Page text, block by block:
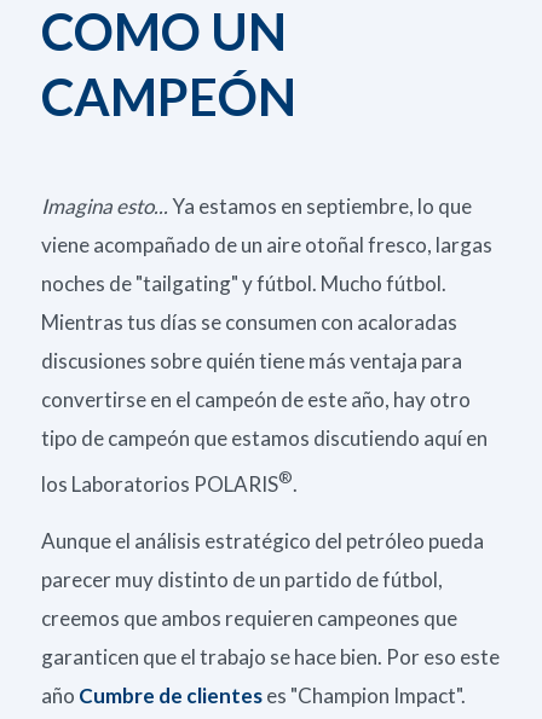
COMO UN
CAMPEÓN
Imagina esto...Ya estamos en septiembre, lo que
viene acompañado de un aire otoñal fresco, largas
noches de "tailgating" y fútbol. Mucho fútbol.
Mientras tus días se consumen con acaloradas
discusiones sobre quién tiene más ventaja para
convertirse en el campeón de este año, hay otro
tipo de campeón que estamos discutiendo aquí en
los Laboratorios POLARIS®.
Aunque el análisis estratégico del petróleo pueda
parecer muy distinto de un partido de fútbol,
creemos que ambos requieren campeones que
garanticen que el trabajo se hace bien. Por eso este
año Cumbre de clienteses "Champion Impact".